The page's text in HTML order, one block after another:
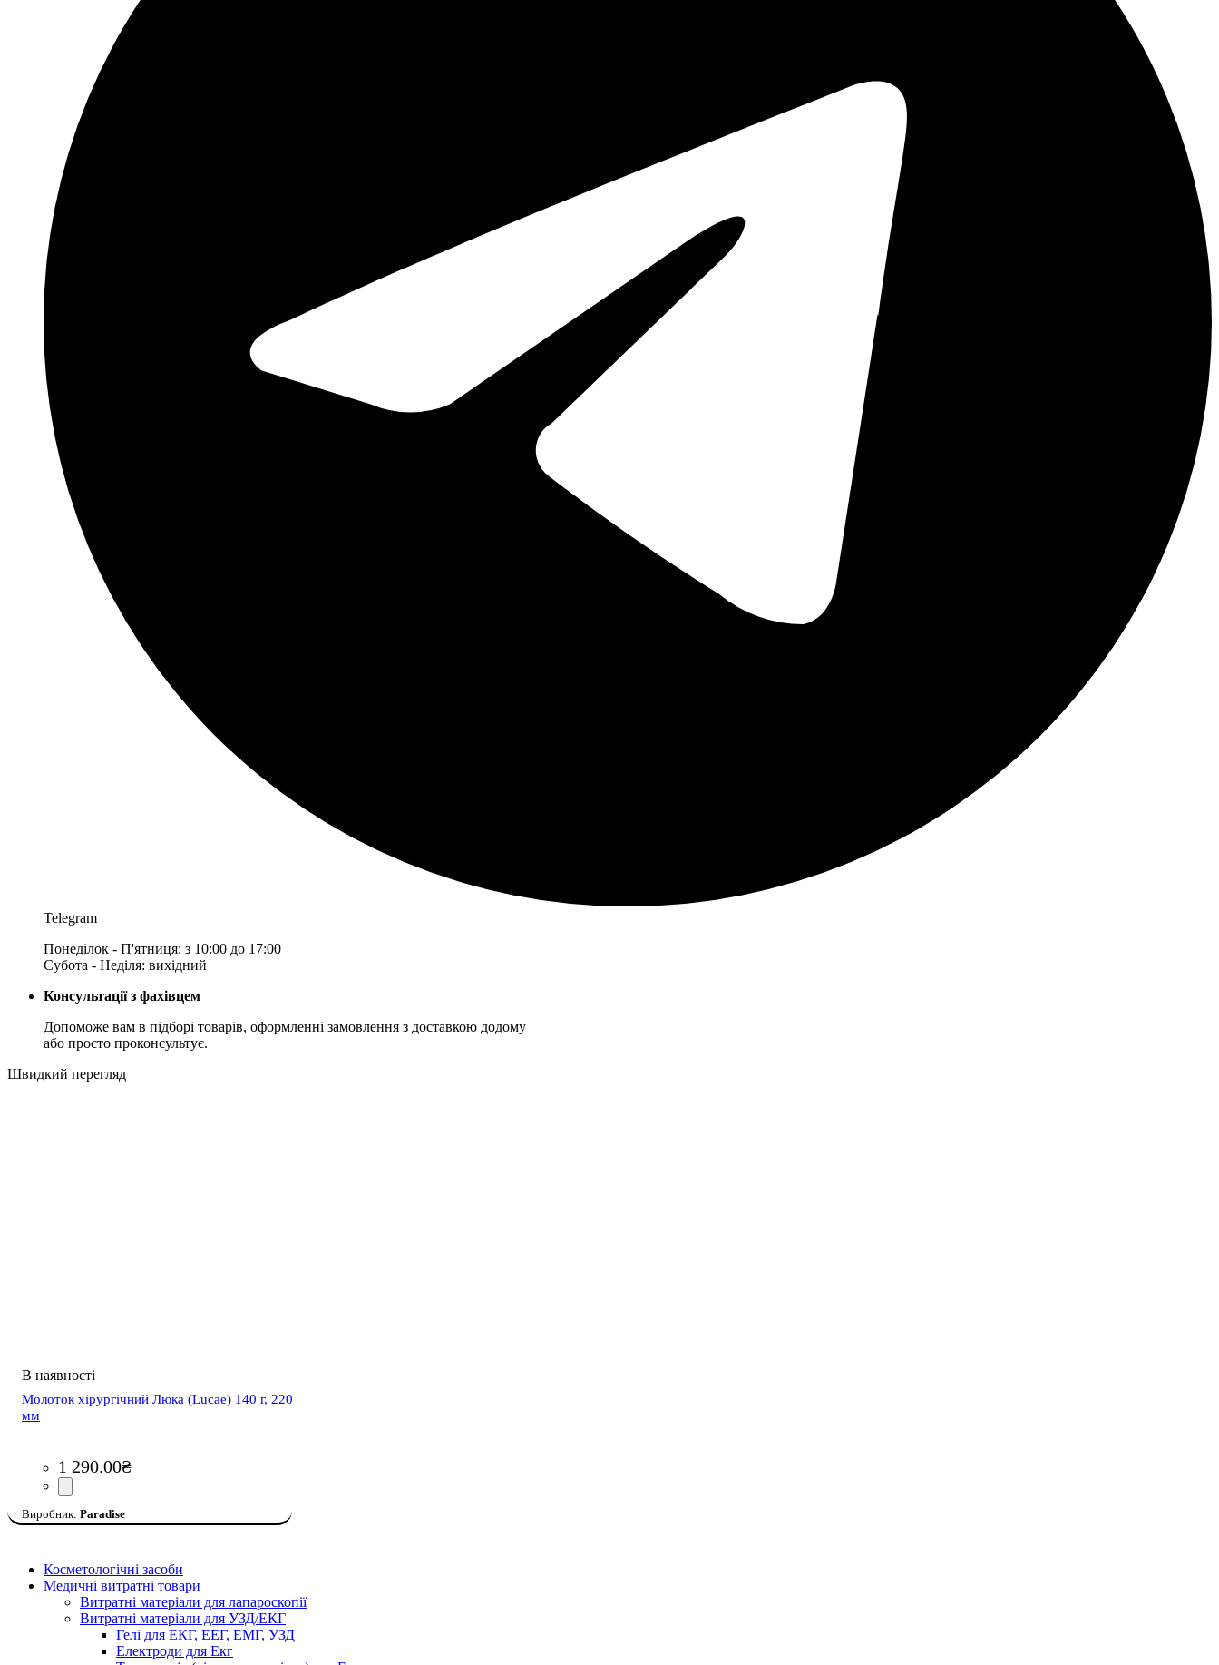
Telegram
Понеділок - П'ятниця: з 10:00 до 17:00
Субота - Неділя: вихідний
Консультації з фахівцем
Допоможе вам в підборі товарів, оформленні замовлення з доставкою додому
або просто проконсультує.
Швидкий перегляд
Молоток хірургічний Люка (Lucae) 140 г, 220
мм
1 290.00₴
Paradise
Косметологічні засоби
Медичні витратні товари
Витратні матеріали для лапароскопії
Витратні матеріали для УЗД/ЕКГ
Гелі для ЕКГ, ЕЕГ, ЕМГ, УЗД
Електроди для Екг